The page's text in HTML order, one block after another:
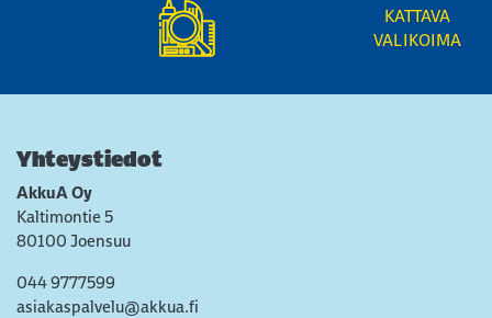
KATTAVA
VALIKOIMA
Yhteystiedot
AkkuA Oy
Kaltimontie 5
80100 Joensuu
044 9777599
asiakaspalvelu@akkua.fi